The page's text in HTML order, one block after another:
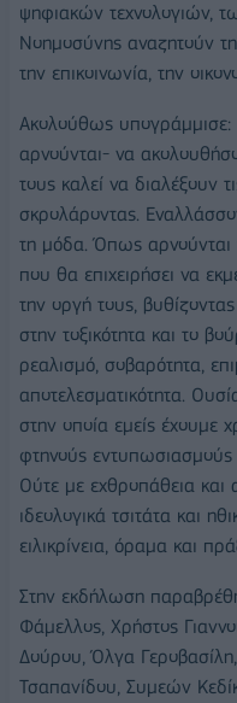
ψηφιακών τεχνολογιών,
Νοημοσύνης αναζητούν
την επικοινωνία, την
Ακολούθως υπογράμμισε:
αρνούνται- να
τους καλεί να διαλέξουν
σκρολάροντας.
τη μόδα. Όπως αρνούνται
που θα επιχειρήσει να
την οργή τους,
στην τοξικότητα και το
ρεαλισμό, σοβαρότητα,
αποτελεσματικότητα.
στην οποία εμείς έχουμε
φτηνούς εντυπωσιασμούς
Ούτε με εχθροπάθεια και
ιδεολογικά τσιτάτα και
ειλικρίνεια, όραμα και
Στην εκδήλωση
Φάμελλος, Χρήστος
Δούρου, Όλγα
Τσαπανίδου, Συμεών